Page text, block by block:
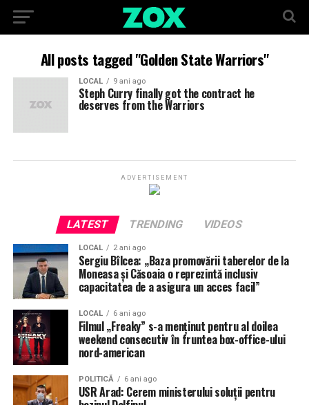
All posts tagged "Golden State Warriors"
LOCAL 9 ani ago
Steph Curry finally got the contract he
deserves from the Warriors
ADVERTISEMENT
LATEST TRENDING VIDEOS
LOCAL 2 ani ago
Sergiu Bîlcea: „Baza promovării taberelor de la
Moneasa și Căsoaia o reprezintă inclusiv
capacitatea de a asigura un acces facil”
LOCAL 6 ani ago
Filmul „Freaky” s-a menţinut pentru al doilea
weekend consecutiv în fruntea box-office-ului
nord-american
POLITICĂ 6 ani ago
USR Arad: Cerem ministerului soluții pentru